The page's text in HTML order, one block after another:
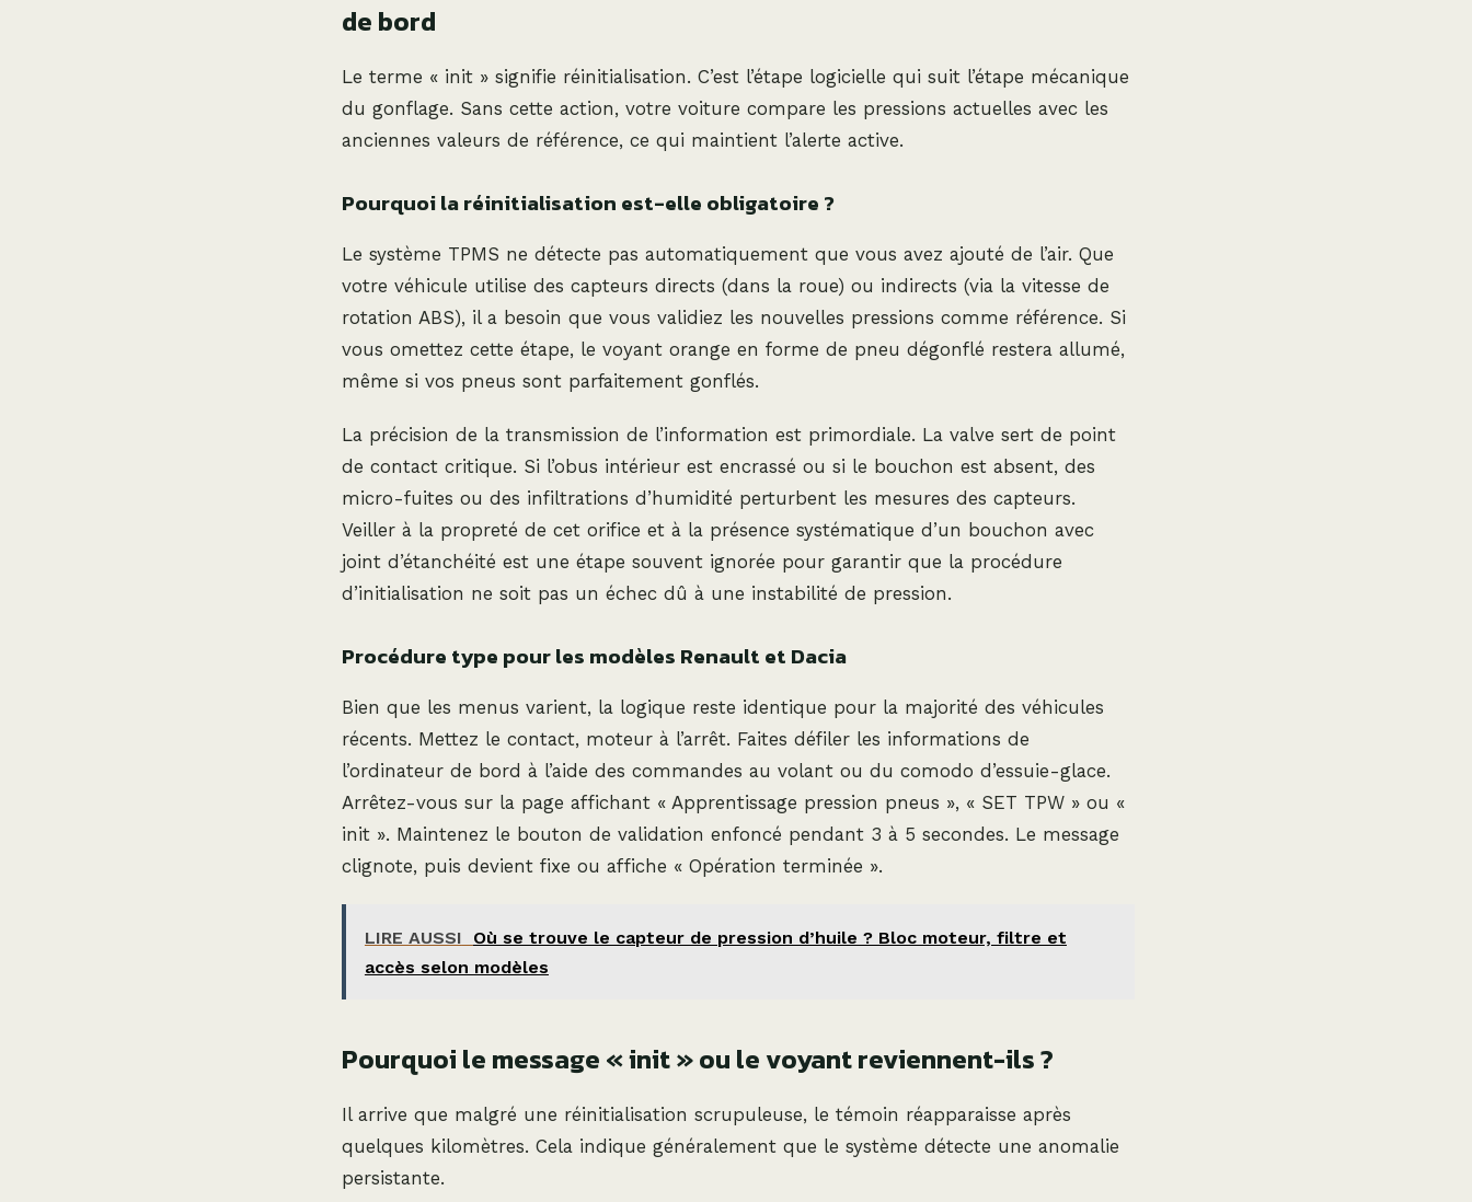
de bord
Le terme « init » signifie réinitialisation. C’est l’étape logicielle qui suit l’étape mécanique
du gonflage. Sans cette action, votre voiture compare les pressions actuelles avec les
anciennes valeurs de référence, ce qui maintient l’alerte active.
Pourquoi la réinitialisation est-elle obligatoire ?
Le système TPMS ne détecte pas automatiquement que vous avez ajouté de l’air. Que
votre véhicule utilise des capteurs directs (dans la roue) ou indirects (via la vitesse de
rotation ABS), il a besoin que vous validiez les nouvelles pressions comme référence. Si
vous omettez cette étape, le voyant orange en forme de pneu dégonflé restera allumé,
même si vos pneus sont parfaitement gonflés.
La précision de la transmission de l’information est primordiale. La valve sert de point
de contact critique. Si l’obus intérieur est encrassé ou si le bouchon est absent, des
micro-fuites ou des infiltrations d’humidité perturbent les mesures des capteurs.
Veiller à la propreté de cet orifice et à la présence systématique d’un bouchon avec
joint d’étanchéité est une étape souvent ignorée pour garantir que la procédure
d’initialisation ne soit pas un échec dû à une instabilité de pression.
Procédure type pour les modèles Renault et Dacia
Bien que les menus varient, la logique reste identique pour la majorité des véhicules
récents. Mettez le contact, moteur à l’arrêt. Faites défiler les informations de
l’ordinateur de bord à l’aide des commandes au volant ou du comodo d’essuie-glace.
Arrêtez-vous sur la page affichant « Apprentissage pression pneus », « SET TPW » ou «
init ». Maintenez le bouton de validation enfoncé pendant 3 à 5 secondes. Le message
clignote, puis devient fixe ou affiche « Opération terminée ».
LIRE AUSSI
Où se trouve le capteur de pression d’huile ? Bloc moteur, filtre et
accès selon modèles
Pourquoi le message « init » ou le voyant reviennent-ils ?
Il arrive que malgré une réinitialisation scrupuleuse, le témoin réapparaisse après
quelques kilomètres. Cela indique généralement que le système détecte une anomalie
persistante.